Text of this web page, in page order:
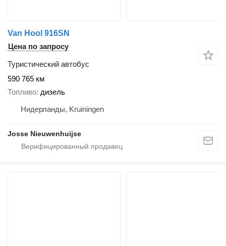
Van Hool 916SN
Цена по запросу
Туристический автобус
590 765 км
Топливо дизель
Нидерланды, Kruiningen
Josse Nieuwenhuijse